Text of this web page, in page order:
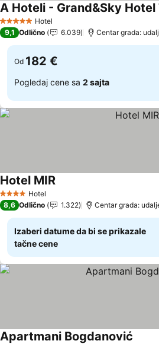
5 ZvezdiceHotel
A Hoteli - Grand&Sky Hotel
9,1 Odlično 6.039 Centar grada:
Od 182 €
Pogledaj cene sa 2 sajta
4 ZvezdiceHotel
Hotel MIR
8,6 Odlično 1.322 Centar grada:
Izaberi datume da bi se prikazale
tačne cene
Apartmani Bogdanović